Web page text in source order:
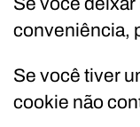
conveniência,
Se você tiver
cookie não